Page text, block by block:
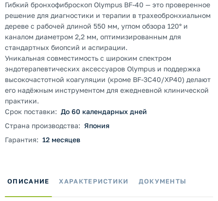
Гибкий бронхофиброскоп Olympus BF-40 — это проверенное
решение для диагностики и терапии в трахеобронхиальном
дереве с рабочей длиной 550 мм, углом обзора 120° и
каналом диаметром 2,2 мм, оптимизированным для
стандартных биопсий и аспирации.
Уникальная совместимость с широким спектром
эндотерапевтических аксессуаров Olympus и поддержка
высокочастотной коагуляции (кроме BF-3C40/XP40) делают
его надёжным инструментом для ежедневной клинической
практики.
Срок поставки: До 60 календарных дней
Страна производства: Япония
Гарантия: 12 месяцев
ОПИСАНИЕ ХАРАКТЕРИСТИКИ ДОКУМЕНТЫ